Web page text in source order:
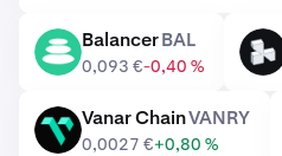
BAL BalancerBAL
0,093 €-0,40 %
L3
VANRY Vanar ChainVANRY
0,0027 €+0,80 %